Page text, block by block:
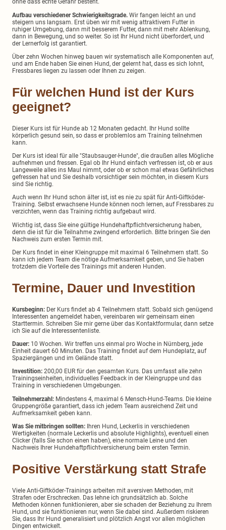
ohne dass echte Gefahr besteht.
Aufbau verschiedener Schwierigkeitsgrade. Wir fangen leicht an und
steigern uns langsam. Erst üben wir mit wenig attraktivem Futter in
ruhiger Umgebung, dann mit besserem Futter, dann mit mehr Ablenkung,
dann in Bewegung, und so weiter. So ist Ihr Hund nicht überfordert, und
der Lernerfolg ist garantiert.
Über zehn Wochen hinweg bauen wir systematisch alle Komponenten auf,
und am Ende haben Sie einen Hund, der gelernt hat, dass es sich lohnt,
Fressbares liegen zu lassen oder Ihnen zu zeigen.
Für welchen Hund ist der Kurs
geeignet?
Dieser Kurs ist für Hunde ab 12 Monaten gedacht. Ihr Hund sollte
körperlich gesund sein, so dass er problemlos am Training teilnehmen
kann.
Der Kurs ist ideal für alle "Staubsauger-Hunde", die draußen alles Mögliche
aufnehmen und fressen. Egal ob Ihr Hund einfach verfressen ist, ob er aus
Langeweile alles ins Maul nimmt, oder ob er schon mal etwas Gefährliches
gefressen hat und Sie deshalb vorsichtiger sein möchten, in diesem Kurs
sind Sie richtig.
Auch wenn Ihr Hund schon älter ist, ist es nie zu spät für Anti-Giftköder-
Training. Selbst erwachsene Hunde können noch lernen, auf Fressbares zu
verzichten, wenn das Training richtig aufgebaut wird.
Wichtig ist, dass Sie eine gültige Hundehaftpflichtversicherung haben,
denn die ist für die Teilnahme zwingend erforderlich. Bitte bringen Sie den
Nachweis zum ersten Termin mit.
Der Kurs findet in einer Kleingruppe mit maximal 6 Teilnehmern statt. So
kann ich jedem Team die nötige Aufmerksamkeit geben, und Sie haben
trotzdem die Vorteile des Trainings mit anderen Hunden.
Termine, Dauer und Investition
Kursbeginn: Der Kurs findet ab 4 Teilnehmern statt. Sobald sich genügend
Interessenten angemeldet haben, vereinbaren wir gemeinsam einen
Starttermin. Schreiben Sie mir gerne über das Kontaktformular, dann setze
ich Sie auf die Interessentenliste.
Dauer: 10 Wochen. Wir treffen uns einmal pro Woche in Nürnberg, jede
Einheit dauert 60 Minuten. Das Training findet auf dem Hundeplatz, auf
Spaziergängen und im Gelände statt.
Investition: 200,00 EUR für den gesamten Kurs. Das umfasst alle zehn
Trainingseinheiten, individuelles Feedback in der Kleingruppe und das
Training in verschiedenen Umgebungen.
Teilnehmerzahl: Mindestens 4, maximal 6 Mensch-Hund-Teams. Die kleine
Gruppengröße garantiert, dass ich jedem Team ausreichend Zeit und
Aufmerksamkeit geben kann.
Was Sie mitbringen sollten: Ihren Hund, Leckerlis in verschiedenen
Wertigkeiten (normale Leckerlis und absolute Highlights), eventuell einen
Clicker (falls Sie schon einen haben), eine normale Leine und den
Nachweis Ihrer Hundehaftpflichtversicherung beim ersten Termin.
Positive Verstärkung statt Strafe
Viele Anti-Giftköder-Trainings arbeiten mit aversiven Methoden, mit
Strafen oder Erschrecken. Das lehne ich grundsätzlich ab. Solche
Methoden können funktionieren, aber sie schaden der Beziehung zu Ihrem
Hund, und sie funktionieren nur, wenn Sie dabei sind. Außerdem riskieren
Sie, dass Ihr Hund generalisiert und plötzlich Angst vor allen möglichen
Dingen entwickelt.